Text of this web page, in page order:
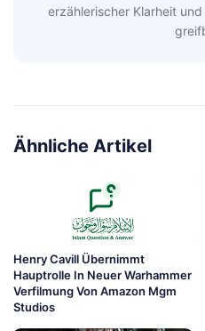
erzählerischer Klarheit
Ähnliche Artikel
Henry Cavill Übernimmt
Hauptrolle In Neuer Warhammer
Verfilmung Von Amazon Mgm
Studios